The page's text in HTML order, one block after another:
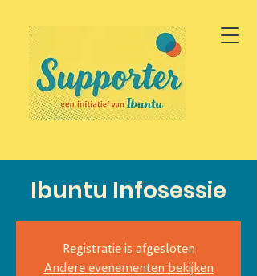
Ibuntu Infosessie
Registratie is afgesloten
Andere evenementen bekijken